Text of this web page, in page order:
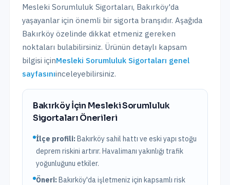
Mesleki Sorumluluk Sigortaları, Bakırköy'da
yaşayanlar için önemli bir sigorta branşıdır. Aşağıda
Bakırköy özelinde dikkat etmeniz gereken
noktaları bulabilirsiniz. Ürünün detaylı kapsam
bilgisi içinMesleki Sorumluluk Sigortaları genel
sayfasınıinceleyebilirsiniz.
Bakırköyİçin Mesleki Sorumluluk
SigortalarıÖnerileri
İlçe profili:Bakırköy sahil hattı ve eski yapı stoğu
deprem riskini artırır. Havalimanı yakınlığı trafik
yoğunluğunu etkiler.
Öneri:Bakırköy'da işletmeniz için kapsamlı risk